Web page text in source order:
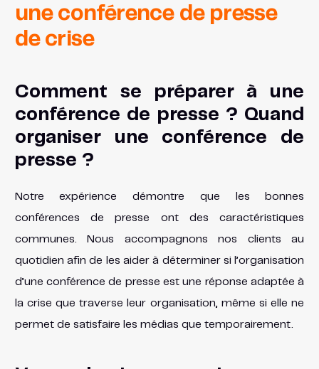
une conférence de presse
de crise
Comment se préparer à une
conférence de presse ? Quand
organiser une conférence de
presse ?
Notre expérience démontre que les bonnes
conférences de presse ont des caractéristiques
communes. Nous accompagnons nos clients au
quotidien afin de les aider à déterminer si l’organisation
d’une conférence de presse est une réponse adaptée à
la crise que traverse leur organisation, même si elle ne
permet de satisfaire les médias que temporairement.